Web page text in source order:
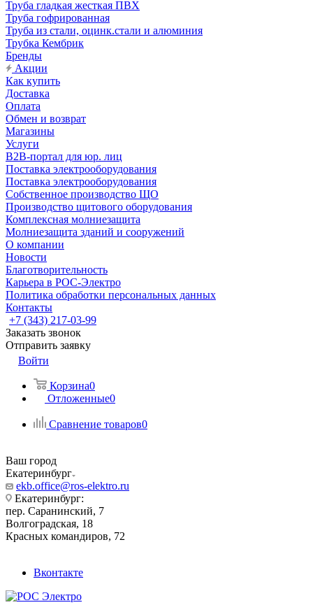
Труба гладкая жесткая ПВХ
Труба гофрированная
Труба из стали, оцинк.стали и алюминия
Трубка Кембрик
Бренды
Акции
Как купить
Доставка
Оплата
Обмен и возврат
Магазины
Услуги
B2B-портал для юр. лиц
Поставка электрооборудования
Поставка электрооборудования
Собственное производство ЩО
Производство щитового оборудования
Комплексная молниезащита
Молниезащита зданий и сооружений
О компании
Новости
Благотворительность
Карьера в РОС-Электро
Политика обработки персональных данных
Контакты
+7 (343) 217-03-99
Заказать звонок
Отправить заявку
Войти
Корзина0
Отложенные0
Сравнение товаров0
Ваш город
Екатеринбург
ekb.office@ros-elektro.ru
Екатеринбург:
пер. Саранинский, 7
Волгоградская, 18
Красных командиров, 72
Вконтакте